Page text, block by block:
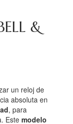
&
un reloj de
absoluta en
, para
Este modelo